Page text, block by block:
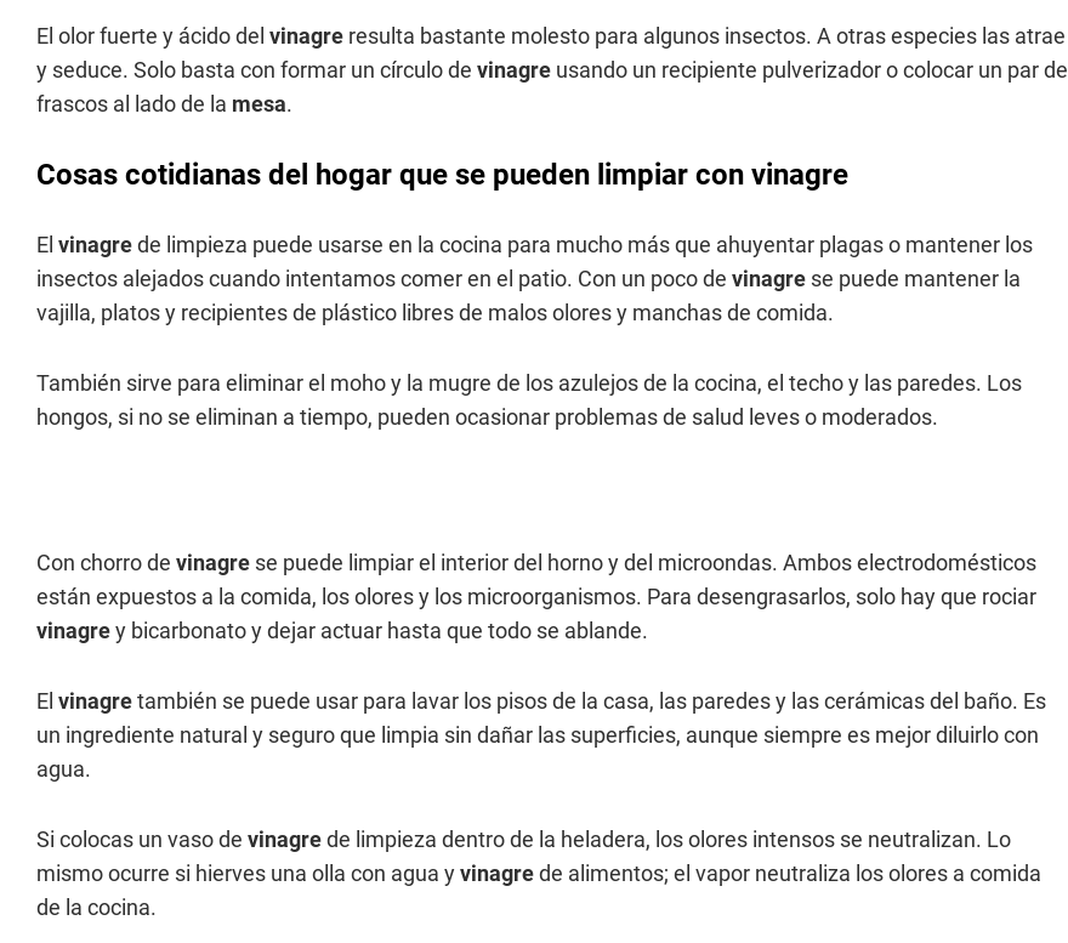
El olor fuerte y ácido del vinagre resulta bastante molesto para algunos insectos. A otras especies las atrae
y seduce. Solo basta con formar un círculo de vinagre usando un recipiente pulverizador o colocar un par de
frascos al lado de la mesa.
Cosas cotidianas del hogar que se pueden limpiar con vinagre
El vinagrede limpieza puede usarse en la cocina para mucho más que ahuyentar plagas o mantener los
insectos alejados cuando intentamos comer en el patio. Con un poco de vinagre se puede mantener la
vajilla, platos y recipientes de plástico libres de malos olores y manchas de comida.
También sirve para eliminar el moho y la mugre de los azulejos de la cocina, el techo y las paredes. Los
hongos, si no se eliminan a tiempo, pueden ocasionar problemas de salud leves o moderados.
Con chorro de vinagre se puede limpiar el interior del horno y del microondas. Ambos electrodomésticos
están expuestos a la comida, los olores y los microorganismos. Para desengrasarlos, solo hay que rociar
vinagrey bicarbonato y dejar actuar hasta que todo se ablande.
El vinagretambién se puede usar para lavar los pisos de la casa, las paredes y las cerámicas del baño. Es
un ingrediente natural y seguro que limpia sin dañar las superficies, aunque siempre es mejor diluirlo con
agua.
Si colocas un vaso de vinagrede limpieza dentro de la heladera, los olores intensos se neutralizan. Lo
mismo ocurre si hierves una olla con agua yvinagrede alimentos; el vapor neutraliza los olores a comida
de la cocina.